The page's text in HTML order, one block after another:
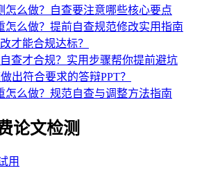
怎么做？自查要注意哪些核心要点
怎么做？提前自查规范修改实用指南
才能合规达标？
查才合规？实用步骤帮你提前避坑
出符合要求的答辩PPT？
怎么做？规范自查与调整方法指南
论文检测
用